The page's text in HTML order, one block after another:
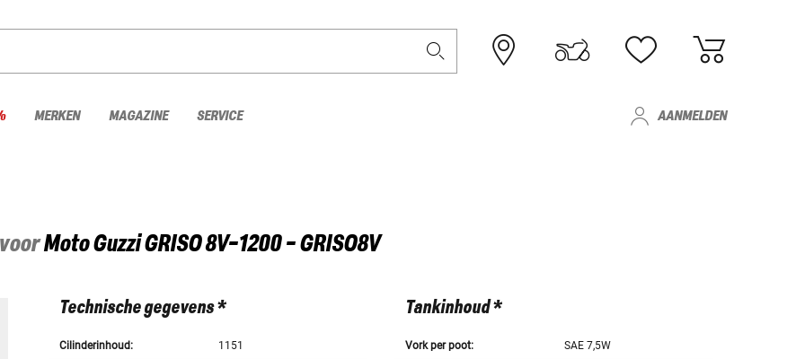
MERKEN MAGAZINE SERVICE AANMELDEN
Moto GuzziGRISO 8V-1200 - GRISO8V
Technische gegevens *
Cilinderinhoud: 1151
Tankinhoud *
Vork per poot: SAE 7,5W